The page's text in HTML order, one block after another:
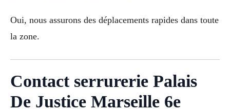
Oui, nous assurons des déplacements rapides dans toute
la zone.
Contact serrurerie Palais
De Justice Marseille 6e